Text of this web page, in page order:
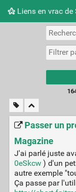
Liens en vrac
Nuage de tags
Passer un
Magazine
J'ai parlé juste
0eSkcw) d'un
autre exemple
Ça passe par